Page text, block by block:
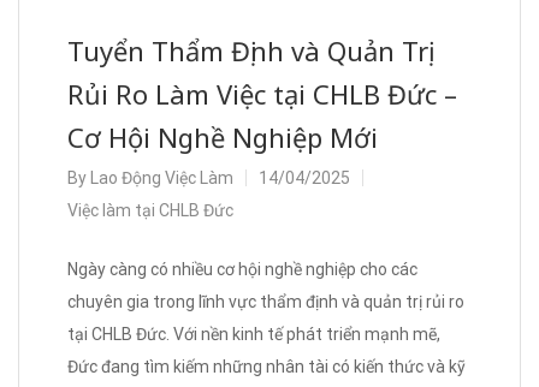
Tuyển Thẩm Định và Quản Trị
Rủi Ro Làm Việc tại CHLB Đức –
Cơ Hội Nghề Nghiệp Mới
By Lao Động Việc Làm
14/04/2025
Việc làm tại CHLB Đức
Ngày càng có nhiều cơ hội nghề nghiệp cho các
chuyên gia trong lĩnh vực thẩm định và quản trị rủi ro
tại CHLB Đức. Với nền kinh tế phát triển mạnh mẽ,
Đức đang tìm kiếm những nhân tài có kiến thức và kỹ